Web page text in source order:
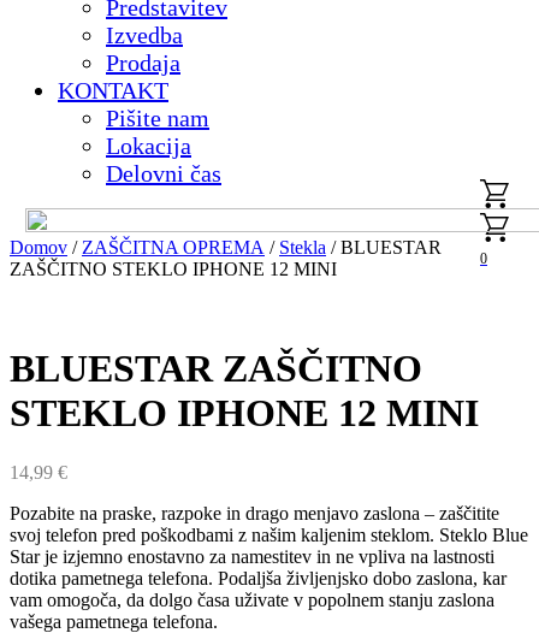
Predstavitev
Izvedba
Prodaja
KONTAKT
Pišite nam
Lokacija
Delovni čas
0
Domov / ZAŠČITNA OPREMA / Stekla / BLUESTAR
ZAŠČITNO STEKLO IPHONE 12 MINI
BLUESTAR ZAŠČITNO
STEKLO IPHONE 12 MINI
14,99 €
Pozabite na praske, razpoke in drago menjavo zaslona – zaščitite
svoj telefon pred poškodbami z našim kaljenim steklom. Steklo Blue
Star je izjemno enostavno za namestitev in ne vpliva na lastnosti
dotika pametnega telefona. Podaljša življenjsko dobo zaslona, ​​kar
vam omogoča, da dolgo časa uživate v popolnem stanju zaslona
vašega pametnega telefona.